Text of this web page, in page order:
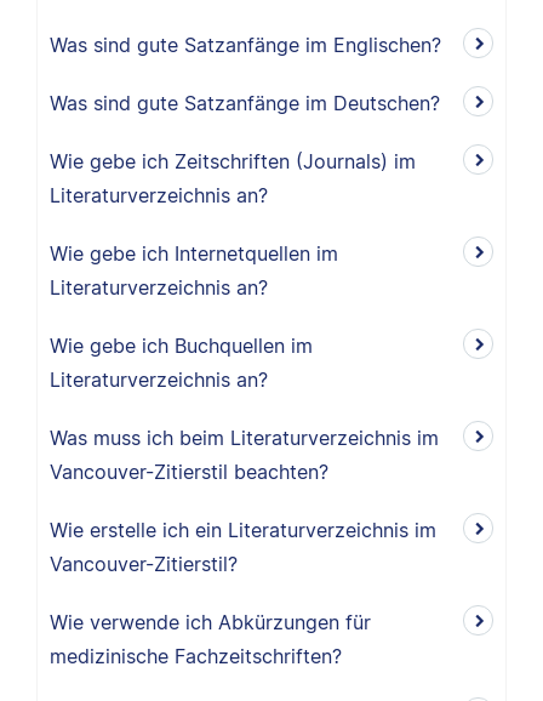
Was sind gute Satzanfänge im Englischen?
Was sind gute Satzanfänge im Deutschen?
Wie gebe ich Zeitschriften (Journals) im
Literaturverzeichnis an?
Wie gebe ich Internetquellen im
Literaturverzeichnis an?
Wie gebe ich Buchquellen im
Literaturverzeichnis an?
Was muss ich beim Literaturverzeichnis im
Vancouver-Zitierstil beachten?
Wie erstelle ich ein Literaturverzeichnis im
Vancouver-Zitierstil?
Wie verwende ich Abkürzungen für
medizinische Fachzeitschriften?